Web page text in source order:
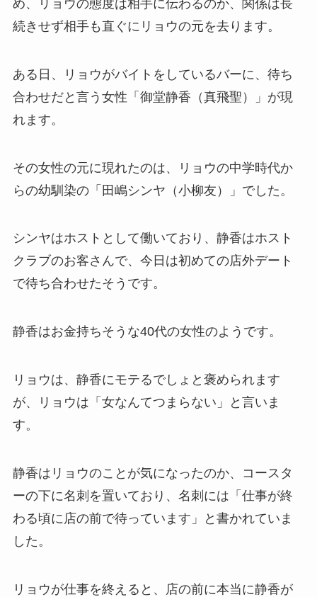
め、リョウの態度は相手に伝わるのか、関係は長
続きせず相手も直ぐにリョウの元を去ります。
ある日、リョウがバイトをしているバーに、待ち
合わせだと言う女性「御堂静香（真飛聖）」が現
れます。
その女性の元に現れたのは、リョウの中学時代か
らの幼馴染の「田嶋シンヤ（小柳友）」でした。
シンヤはホストとして働いており、静香はホスト
クラブのお客さんで、今日は初めての店外デート
で待ち合わせたそうです。
静香はお金持ちそうな40代の女性のようです。
リョウは、静香にモテるでしょと褒められます
が、リョウは「女なんてつまらない」と言いま
す。
静香はリョウのことが気になったのか、コースタ
ーの下に名刺を置いており、名刺には「仕事が終
わる頃に店の前で待っています」と書かれていま
した。
リョウが仕事を終えると、店の前に本当に静香が